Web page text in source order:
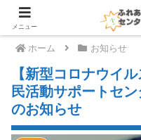
ホーム お知らせ
【新型コロナウイ
民活動サポートセ
のお知らせ
メニュー